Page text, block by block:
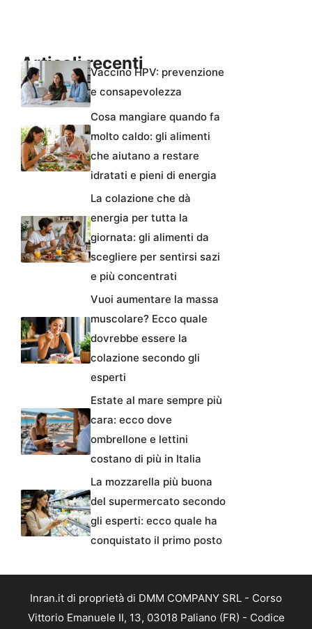
Articoli recentiVaccino HPV: prevenzione
e consapevolezza
Cosa mangiare quando fa
molto caldo: gli alimenti
che aiutano a restare
idratati e pieni di energia
La colazione che dà
energia per tutta la
giornata: gli alimenti da
scegliere per sentirsi sazi
e più concentrati
Vuoi aumentare la massa
muscolare? Ecco quale
dovrebbe essere la
colazione secondo gli
esperti
Estate al mare sempre più
cara: ecco dove
ombrellone e lettini
costano di più in Italia
La mozzarella più buona
del supermercato secondo
gli esperti: ecco quale ha
conquistato il primo posto
Inran.it di proprietà di DMM COMPANY SRL - Corso
Vittorio Emanuele II, 13, 03018 Paliano (FR) - Codice